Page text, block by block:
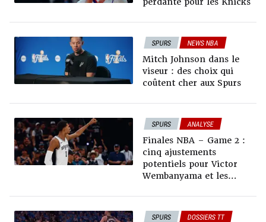
SPURS
NEWS NBA
ANALYSE
DOSSIERS TT
PLAYOFFS NBA
UNIVERS TRASHTALK
Mitch Johnson dans le
viseur : des choix qui
coûtent cher aux Spurs
SPURS
ANALYSE
DOSSIERS TT
PLAYOFFS NBA
Finales NBA – Game 2 :
cinq ajustements
potentiels pour Victor
Wembanyama et les
SPURS
DOSSIERS TT